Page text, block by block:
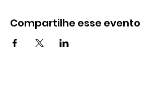
Compartilhe esse evento